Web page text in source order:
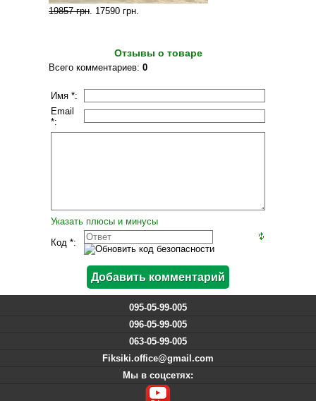
19857 грн. 17590 грн.
Отзывы о товаре
Всего комментариев: 0
Имя *:
Email
*:
Указать плюсы и минусы
Код *:
095-05-99-005
096-05-99-005
063-05-99-005
Fiksiki.office@gmail.com
Мы в соцсетях: